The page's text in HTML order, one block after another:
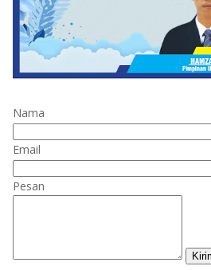
Nama
Email
Pesan